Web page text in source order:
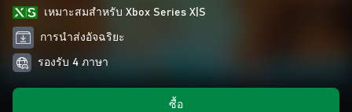
เหมาะสมสําหรับ Xbox Series X|S
การนำส่งอัจฉริยะ
รองรับ 4 ภาษา
ซื้อ